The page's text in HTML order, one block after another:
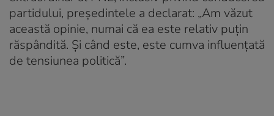
partidului, președintele a declarat: „Am văzut
această opinie, numai că ea este relativ puțin
răspândită. Și când este, este cumva influențată
de tensiunea politică”.